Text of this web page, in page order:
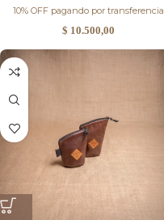
10% OFF pagando por transferencia
$ 10.500,00